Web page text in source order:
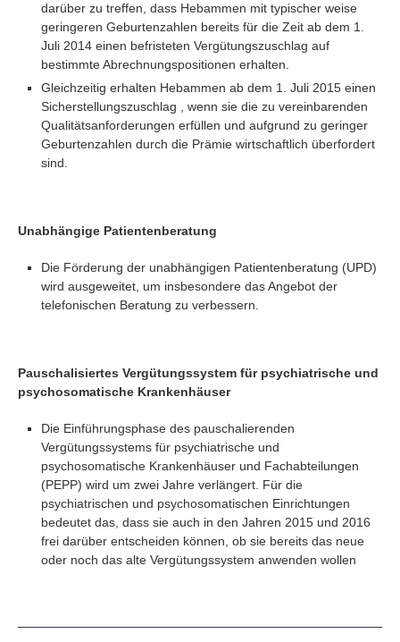
darüber zu treffen, dass Hebammen mit typischer weise
geringeren Geburtenzahlen bereits für die Zeit ab dem 1.
Juli 2014 einen befristeten Vergütungszuschlag auf
bestimmte Abrechnungspositionen erhalten.
Gleichzeitig erhalten Hebammen ab dem 1. Juli 2015 einen
Sicherstellungszuschlag , wenn sie die zu vereinbarenden
Qualitätsanforderungen erfüllen und aufgrund zu geringer
Geburtenzahlen durch die Prämie wirtschaftlich überfordert
sind.
Unabhängige Patientenberatung
Die Förderung der unabhängigen Patientenberatung (UPD)
wird ausgeweitet, um insbesondere das Angebot der
telefonischen Beratung zu verbessern.
Pauschalisiertes Vergütungssystem für psychiatrische und
psychosomatische Krankenhäuser
Die Einführungsphase des pauschalierenden
Vergütungssystems für psychiatrische und
psychosomatische Krankenhäuser und Fachabteilungen
(PEPP) wird um zwei Jahre verlängert. Für die
psychiatrischen und psychosomatischen Einrichtungen
bedeutet das, dass sie auch in den Jahren 2015 und 2016
frei darüber entscheiden können, ob sie bereits das neue
oder noch das alte Vergütungssystem anwenden wollen